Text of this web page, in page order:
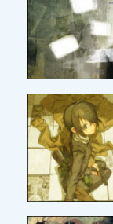
pour Amo !
21/04/2026 :MAJ
21/04/2026 :MAJ
CONFORT